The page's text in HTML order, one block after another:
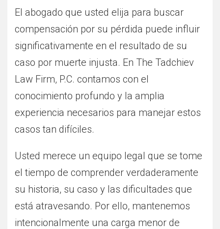
El abogado que usted elija para buscar
compensación por su pérdida puede influir
significativamente en el resultado de su
caso por muerte injusta. En The Tadchiev
Law Firm, P.C. contamos con el
conocimiento profundo y la amplia
experiencia necesarios para manejar estos
casos tan difíciles.
Usted merece un equipo legal que se tome
el tiempo de comprender verdaderamente
su historia, su caso y las dificultades que
está atravesando. Por ello, mantenemos
intencionalmente una carga menor de